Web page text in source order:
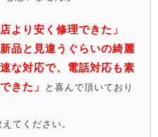
より安く修理できた」
品と見違うぐらいの綺麗
な対応で、電話対応も素
きた」
と喜んで頂いており
てください。